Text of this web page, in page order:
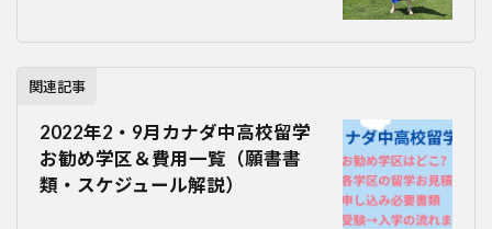
関連記事
2022年2・9月カナダ中高校留学
お勧め学区＆費用一覧（願書書
類・スケジュール解説）